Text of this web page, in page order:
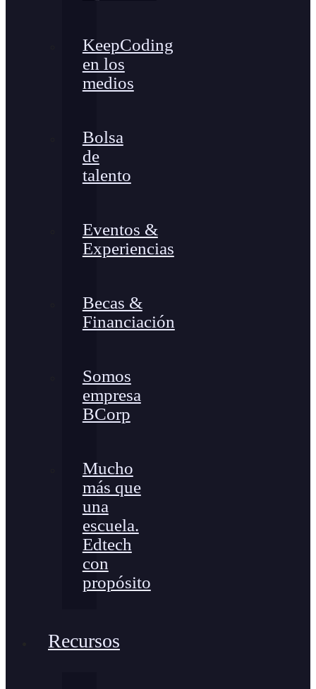
KeepCoding
en los
medios
Bolsa
de
talento
Eventos &
Experiencias
Becas &
Financiación
Somos
empresa
BCorp
Mucho
más que
una
escuela.
Edtech
con
propósito
Recursos